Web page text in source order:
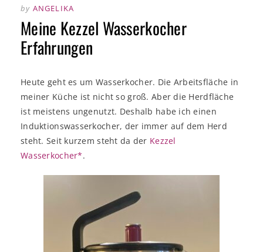
by ANGELIKA
Meine Kezzel Wasserkocher
Erfahrungen
Heute geht es um Wasserkocher. Die Arbeitsfläche in
meiner Küche ist nicht so groß. Aber die Herdfläche
ist meistens ungenutzt. Deshalb habe ich einen
Induktionswasserkocher, der immer auf dem Herd
steht. Seit kurzem steht da der Kezzel
Wasserkocher*.